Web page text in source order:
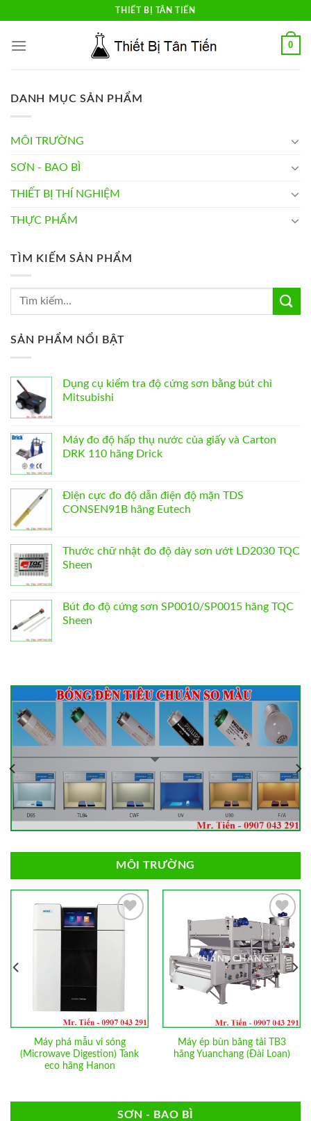
content
THIẾT BỊ TÂN TIẾN
0
DANH MỤC SẢN PHẨM
MÔI TRƯỜNG
SƠN - BAO BÌ
THIẾT BỊ THÍ NGHIỆM
THỰC PHẨM
TÌM KIẾM SẢN PHẨM
SẢN PHẨM NỔI BẬT
Dụng cụ kiểm tra độ cứng sơn bằng bút chì
Mitsubishi
Máy đo độ hấp thụ nước của giấy và Carton
DRK 110 hãng Drick
Điện cực đo độ dẫn điện độ mặn TDS
CONSEN91B hãng Eutech
Thước chữ nhật đo độ dày sơn ướt LD2030 TQC
Sheen
Bút đo độ cứng sơn SP0010/SP0015 hãng TQC
Sheen
MÔI TRƯỜNG
Add to
Tank
Add to
Wishlist
Máy ép bùn băng tải TB3
hãng Yuanchang (Đài Loan)
Bút đo nồng độ
nước F-11
SƠN - BAO BÌ